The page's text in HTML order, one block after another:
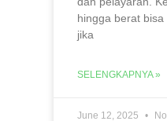
hingga berat
jika
SELENGKAPNYA »
June 12, 2025